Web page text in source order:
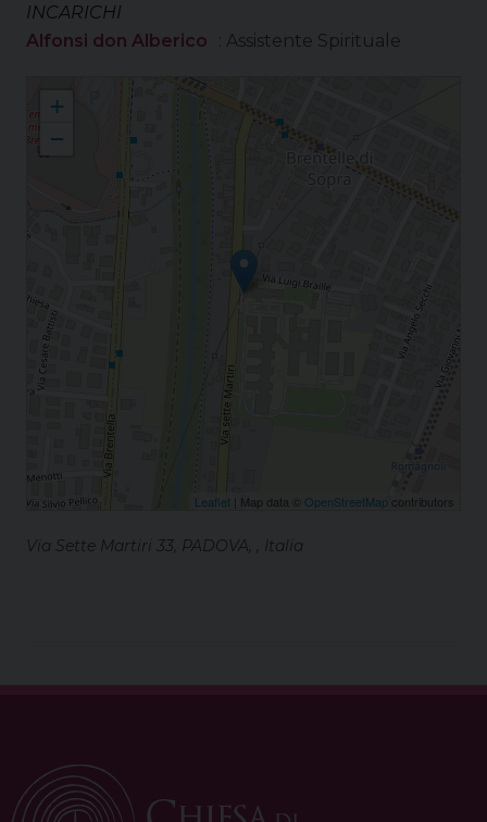
INCARICHI
Alfonsi don Alberico
: Assistente Spirituale
Istituto "Configliachi"
+
−
Leaflet | Map data © OpenStreetMap contributors
Via Sette Martiri 33, PADOVA, , Italia